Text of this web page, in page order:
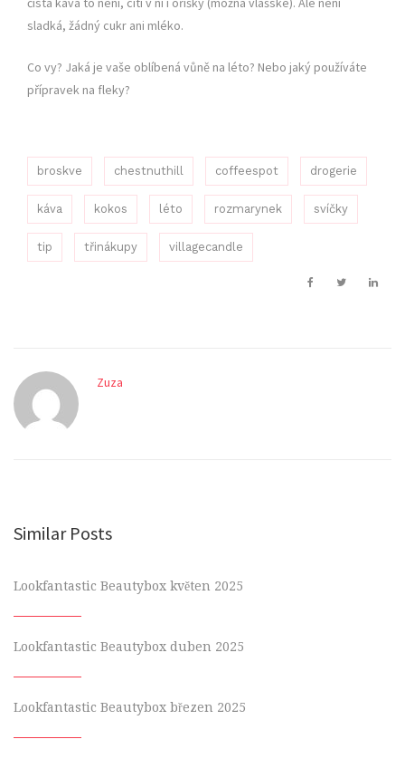
sladká, žádný cukr ani mléko.
Co vy? Jaká je vaše oblíbená vůně na léto? Nebo jaký používáte
přípravek na fleky?
broskve chestnuthill coffeespot drogerie
káva kokos léto rozmarynek svíčky
tip třinákupy villagecandle
Zuza
Similar Posts
Lookfantastic Beautybox květen 2025
Lookfantastic Beautybox duben 2025
Lookfantastic Beautybox březen 2025